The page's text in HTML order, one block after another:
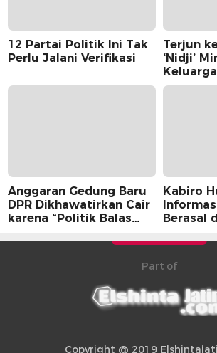
12 Partai Politik Ini Tak
Perlu Jalani Verifikasi
Terjun
‘Nidji’
Keluarga
Anggaran Gedung Baru
DPR Dikhawatirkan Cair
karena “Politik Balas
Kabiro
Berasal
Part of
Copyright @ 2019